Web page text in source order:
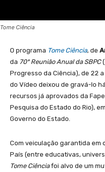
Tome Ciência
O programa Tome Ciência, de
da 70ª Reunião Anual da SBPC
Progresso da Ciência), de 22
do Vídeo deixou de gravá-lo
recursos já aprovados da
Pesquisa do Estado do Rio),
Governo do Estado.
Com veiculação garantida em
País (entre educativas,
Tome Ciênciafoi alvo de um